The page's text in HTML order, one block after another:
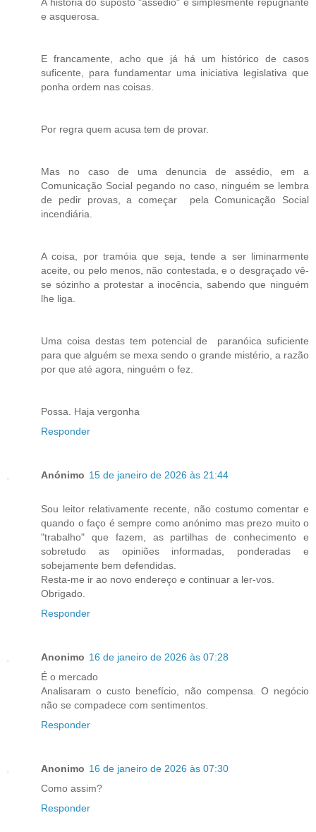
e asquerosa.
E francamente, acho que já há um histórico de casos
suficente, para fundamentar uma iniciativa legislativa que
ponha ordem nas coisas.
Por regra quem acusa tem de provar.
Mas no caso de uma denuncia de assédio, em a
Comunicação Social pegando no caso, ninguém se lembra
de pedir provas, a começar pela Comunicação Social
incendiária.
A coisa, por tramóia que seja, tende a ser liminarmente
aceite, ou pelo menos, não contestada, e o desgraçado vê-
se sózinho a protestar a inocência, sabendo que ninguém
lhe liga.
Uma coisa destas tem potencial de paranóica suficiente
para que alguém se mexa sendo o grande mistério, a razão
por que até agora, ninguém o fez.
Possa. Haja vergonha
Responder
Anónimo 15 de janeiro de 2026 às 21:44
Sou leitor relativamente recente, não costumo comentar e
quando o faço é sempre como anónimo mas prezo muito o
"trabalho" que fazem, as partilhas de conhecimento e
sobretudo as opiniões informadas, ponderadas e
sobejamente bem defendidas.
Resta-me ir ao novo endereço e continuar a ler-vos.
Obrigado.
Responder
Anonimo 16 de janeiro de 2026 às 07:28
É o mercado
Analisaram o custo benefício, não compensa. O negócio
não se compadece com sentimentos.
Responder
Anonimo 16 de janeiro de 2026 às 07:30
Como assim?
Responder